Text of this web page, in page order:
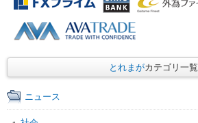
とれまがカテゴリ一覧
ニュース